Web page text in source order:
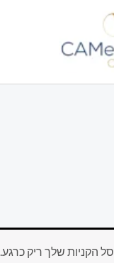
סל הקניות שלך ריק כרגע.